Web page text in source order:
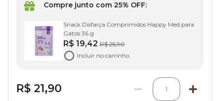
Compre junto com 25% OFF:
Snack Disfarça Comprimidos Happy Med para
Gatos 36 g
R$ 19,42 R$ 25,90
Incluir no carrinho
R$ 21,90 1